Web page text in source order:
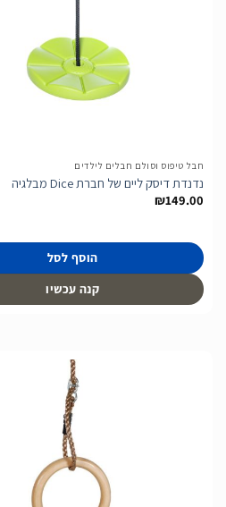
חבל טיפוס וסולם חבלים לילדים
נדנדת דיסק ליים של חברת Dice מבלגיה
₪149.00
הוסף לסל
קנה עכשיו